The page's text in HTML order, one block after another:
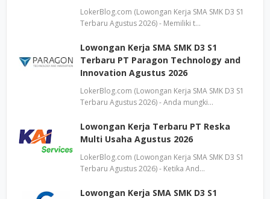
LokerBlog.com (Lowongan Kerja SMA SMK D3 S1
Terbaru Agustus 2026) - Memiliki t…
Lowongan Kerja SMA SMK D3 S1
Terbaru PT Paragon Technology and
Innovation Agustus 2026
LokerBlog.com (Lowongan Kerja SMA SMK D3 S1
Terbaru Agustus 2026) - Anda mungki…
Lowongan Kerja Terbaru PT Reska
Multi Usaha Agustus 2026
LokerBlog.com (Lowongan Kerja SMA SMK D3 S1
Terbaru Agustus 2026) - Ketika And…
Lowongan Kerja SMA SMK D3 S1